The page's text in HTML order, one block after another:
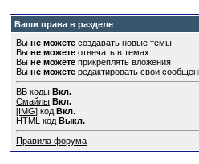
Ваши права в разделе
Вы не можете создавать новые темы
Вы не можете отвечать в темах
Вы не можете прикреплять вложения
Вы не можете редактировать свои
BB коды Вкл.
Смайлы Вкл.
[IMG] код Вкл.
HTML код Выкл.
Правила форума